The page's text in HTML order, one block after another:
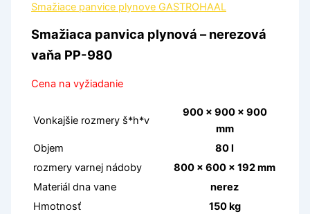
Smažiace panvice plynove GASTROHAAL
Smažiaca panvica plynová – nerezová
vaňa PP-980
Cena na vyžiadanie
Vonkajšie rozmery š*h*v
900 x 900 x 900
mm
Objem
80 l
rozmery varnej nádoby
800 x 600 x 192 mm
Materiál dna vane
nerez
Hmotnosť
150 kg